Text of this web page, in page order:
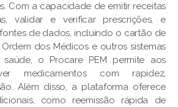
Com a capacidade de emitir receitas
validar e verificar prescrições, e
de dados, incluindo o cartão de
dos Médicos e outros sistemas
o Procare PEM permite aos
medicamentos com rapidez,
Além disso, a plataforma oferece
como reemissão rápida de